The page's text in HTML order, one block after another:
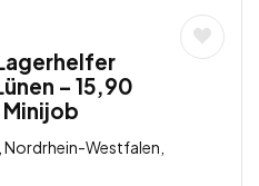
– 15,90
Nordrhein-Westfalen,